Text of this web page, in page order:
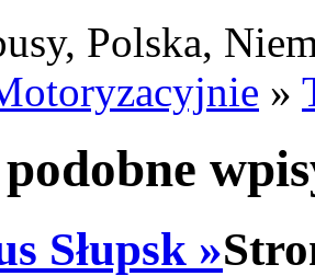
Polska,
»
Słupsk »